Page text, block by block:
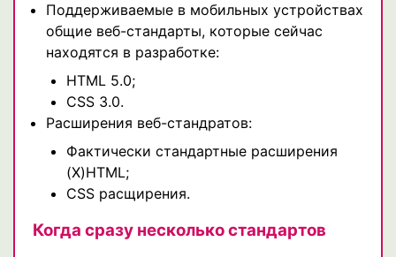
Поддерживаемые в мобильных устройствах
общие веб-стандарты, которые сейчас
находятся в разработке:
HTML 5.0;
CSS 3.0.
Расширения веб-стандратов:
Фактически стандартные расширения
(X)HTML;
CSS расщирения.
Когда сразу несколько стандартов